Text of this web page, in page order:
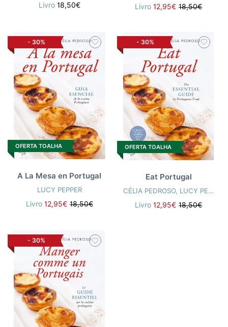
Livro 18,50€
Livro12,95€ 18,50€
- 30%
OFERTA TOALHA
A La Mesa en Portugal
LUCY PEPPER
Livro 12,95€ 18,50€
- 30%
OFERTA TOALHA
Eat Portugal
CÉLIA PEDROSO, LUCY PEPPER
Livro12,95€ 18,50€
- 30%